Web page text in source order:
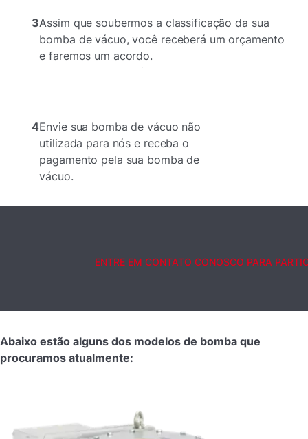
3Assim que soubermos a classificação da sua
bomba de vácuo, você receberá um orçamento
e faremos um acordo.
4Envie sua bomba de vácuo não
utilizada para nós e receba o
pagamento pela sua bomba de
vácuo.
ENTRE EM CONTATO CONOSCO PARA
Abaixo estão alguns dos modelos de bomba que
procuramos atualmente: